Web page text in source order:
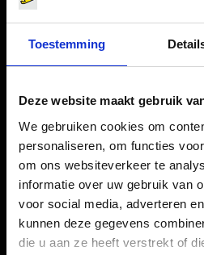
Toestemming
Deze website maakt gebruik
We gebruiken cookies om
personaliseren, om functies
om ons websiteverkeer te
informatie over uw gebruik van
voor social media, adverteren
kunnen deze gegevens
die u aan ze heeft verstrekt of
Vervoer
Reisvoorbereiding
Service & Contact
B2B (EN)
Bedrijf (EN)